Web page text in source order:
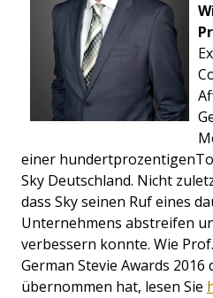
einer
Sky Deutschland. Nicht
dass Sky seinen Ruf eines
Unternehmens abstreifen
verbessern konnte. Wie
German Stevie Awards 2016
übernommen hat, lesen Sie